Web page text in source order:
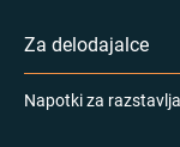
Za delodajalce
Napotki za